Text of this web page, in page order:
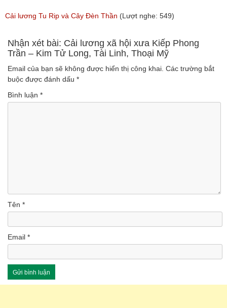
(Lượt nghe: 609)
(Lượt nghe: 285)
Cải lương Tu Rip và Cây Đèn Thần (Lượt nghe: 549)
Nhận xét bài: Cải lương xã hội xưa Kiếp Phong
Trần – Kim Tử Long, Tài Linh, Thoại Mỹ
Email của bạn sẽ không được hiển thị công khai. Các trường bắt
buộc được đánh dấu *
Bình luận *
Tên *
Email *